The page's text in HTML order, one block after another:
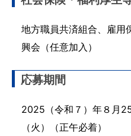
地方職員共済組合、雇用
興会（任意加入）
応募期間
2025（令和７）年８月
（火）（正午必着）